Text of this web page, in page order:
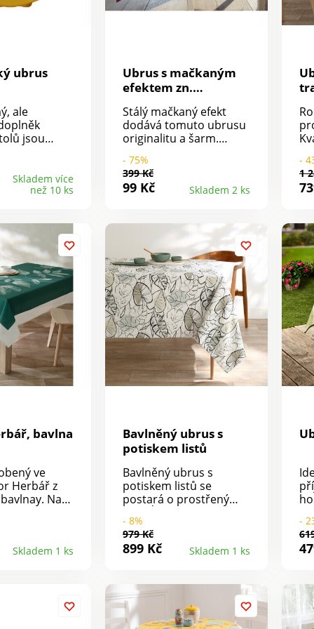
ubrus
ale
jsou
s
a jídlo hned
kvalitní
cm.
Skladem více
než 10 ks
Ubrus s mačkaným
efektem zn.
Stálý mačkaný efekt
dodává tomuto ubrusu
originalitu a šarm.
velké nároky na údržbu,
žehlení není nutné.
Ubrus je zakončený
- 75%
399 Kč
99 Kč Skladem 2 ks
-
1
bavlna
ve
Herbář z
Na
vzor,
Skladem 1 ks
Bavlněný ubrus s
potiskem listů
Bavlněný ubrus s
potiskem listů se
postará o prostřený
skvrnám. Snadná
údržba. Zakončení
lemem. Čtvercové nebo
Standard 100 podle
Oeko-Tex (n° CQ 1216/1
IFTH). Tato známka
- 8%
979 Kč
899 Kč Skladem 1 ks
-